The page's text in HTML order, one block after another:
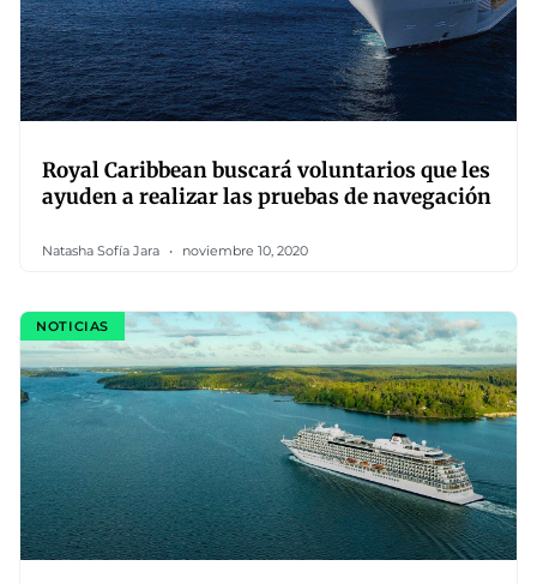
Royal Caribbean buscará voluntarios que les
ayuden a realizar las pruebas de navegación
Natasha Sofía Jara noviembre 10, 2020
NOTICIAS